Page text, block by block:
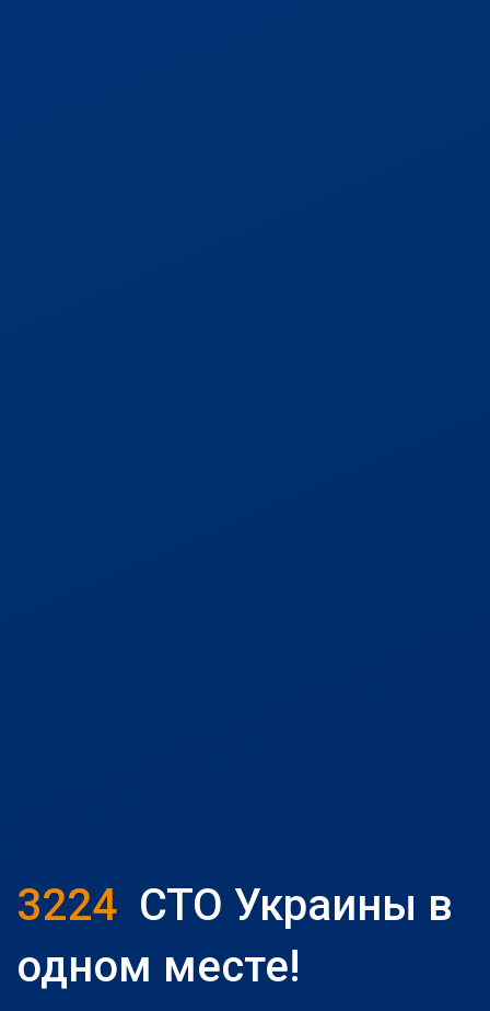
3224 СТО Украины в
одном месте!